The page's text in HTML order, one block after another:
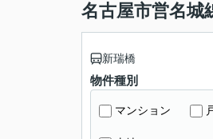
名古屋市営名城
新瑞橋
物件種別
マンション